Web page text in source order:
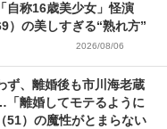
自称16歳美少女」怪演
）の美しすぎる“熟れ方”
2026/08/06
ず、離婚後も市川海老蔵
離婚してモテるように
51）の魔性がとまらない